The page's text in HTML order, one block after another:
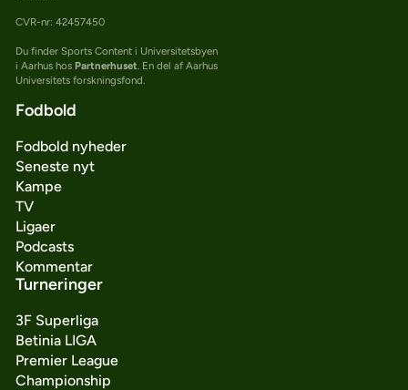
CVR-nr: 42457450
Du finder Sports Content i Universitetsbyen
i Aarhus hos Partnerhuset. En del af Aarhus
Universitets forskningsfond.
Fodbold
Fodbold nyheder
Seneste nyt
Kampe
TV
Ligaer
Podcasts
Kommentar
Turneringer
3F Superliga
Betinia LIGA
Premier League
Championship